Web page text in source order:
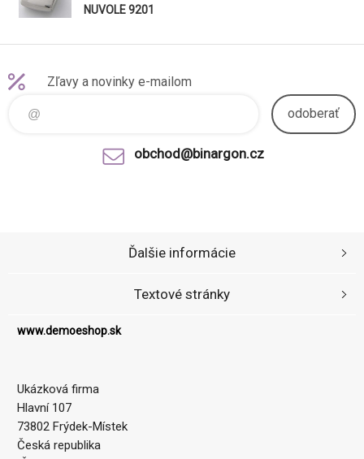
NUVOLE 9201
Zľavy a novinky e-mailom
odoberať
obchod@binargon.cz
www.demoeshop.sk
Ukázková firma
Hlavní 107
73802 Frýdek-Místek
Česká republika
Ďalšie informácie
Textové stránky